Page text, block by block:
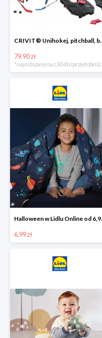
CRIVIT®
79.90 zł
6.99 zł